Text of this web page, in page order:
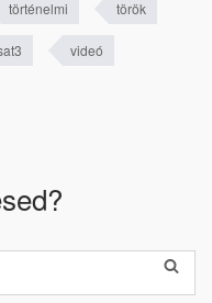
történelmi török
videó